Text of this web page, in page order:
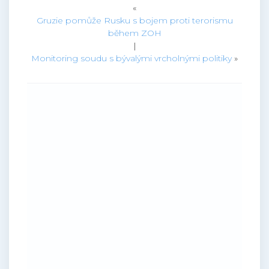
«
Gruzie pomůže Rusku s bojem proti terorismu
během ZOH
|
Monitoring soudu s bývalými vrcholnými politiky »